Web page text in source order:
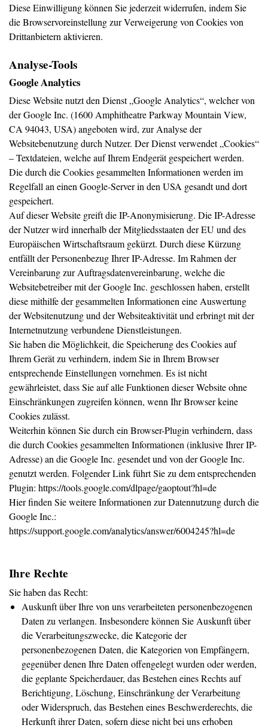
Diese Einwilligung können Sie jederzeit widerrufen, indem Sie
die Browservoreinstellung zur Verweigerung von Cookies von
Drittanbietern aktivieren.
Analyse-Tools
Google Analytics
Diese Website nutzt den Dienst „Google Analytics“, welcher von
der Google Inc. (1600 Amphitheatre Parkway Mountain View,
CA 94043, USA) angeboten wird, zur Analyse der
Websitebenutzung durch Nutzer. Der Dienst verwendet „Cookies“
– Textdateien, welche auf Ihrem Endgerät gespeichert werden.
Die durch die Cookies gesammelten Informationen werden im
Regelfall an einen Google-Server in den USA gesandt und dort
gespeichert.
Auf dieser Website greift die IP-Anonymisierung. Die IP-Adresse
der Nutzer wird innerhalb der Mitgliedsstaaten der EU und des
Europäischen Wirtschaftsraum gekürzt. Durch diese Kürzung
entfällt der Personenbezug Ihrer IP-Adresse. Im Rahmen der
Vereinbarung zur Auftragsdatenvereinbarung, welche die
Websitebetreiber mit der Google Inc. geschlossen haben, erstellt
diese mithilfe der gesammelten Informationen eine Auswertung
der Websitenutzung und der Websiteaktivität und erbringt mit der
Internetnutzung verbundene Dienstleistungen.
Sie haben die Möglichkeit, die Speicherung des Cookies auf
Ihrem Gerät zu verhindern, indem Sie in Ihrem Browser
entsprechende Einstellungen vornehmen. Es ist nicht
gewährleistet, dass Sie auf alle Funktionen dieser Website ohne
Einschränkungen zugreifen können, wenn Ihr Browser keine
Cookies zulässt.
Weiterhin können Sie durch ein Browser-Plugin verhindern, dass
die durch Cookies gesammelten Informationen (inklusive Ihrer IP-
Adresse) an die Google Inc. gesendet und von der Google Inc.
genutzt werden. Folgender Link führt Sie zu dem entsprechenden
Plugin: https://tools.google.com/dlpage/gaoptout?hl=de
Hier finden Sie weitere Informationen zur Datennutzung durch die
Google Inc.:
https://support.google.com/analytics/answer/6004245?hl=de
Ihre Rechte
Sie haben das Recht:
Auskunft über Ihre von uns verarbeiteten personenbezogenen
Daten zu verlangen. Insbesondere können Sie Auskunft über
die Verarbeitungszwecke, die Kategorie der
personenbezogenen Daten, die Kategorien von Empfängern,
gegenüber denen Ihre Daten offengelegt wurden oder werden,
die geplante Speicherdauer, das Bestehen eines Rechts auf
Berichtigung, Löschung, Einschränkung der Verarbeitung
oder Widerspruch, das Bestehen eines Beschwerderechts, die
Herkunft ihrer Daten, sofern diese nicht bei uns erhoben